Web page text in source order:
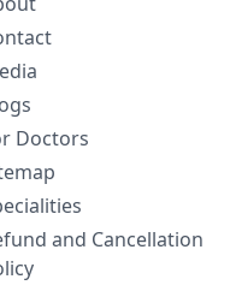
Doctors
and Cancellation